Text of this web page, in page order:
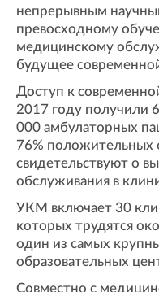
непрерывным
превосходному
медицинскому
будущее
Доступ к
2017 году получили
000 амбулаторных
76% положительных
свидетельствуют о
обслуживания в
УКМ включает 30
которых трудятся
один из самых
образовательных
Совместно с